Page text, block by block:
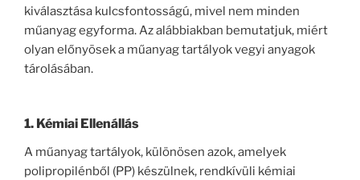
kiválasztása kulcsfontosságú, mivel nem minden
műanyag egyforma. Az alábbiakban bemutatjuk, miért
olyan előnyösek a műanyag tartályok vegyi anyagok
tárolásában.
1. Kémiai Ellenállás
A műanyag tartályok, különösen azok, amelyek
polipropilénből (PP) készülnek, rendkívüli kémiai